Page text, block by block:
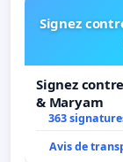
d'augmenter
Nous nous
arriver là !
Nous
Signez
Signez
& Maryam
363
Avis de